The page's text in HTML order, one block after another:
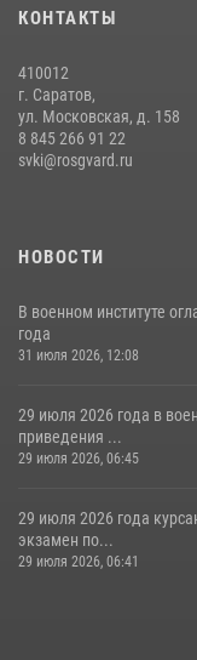
КОНТАКТЫ
410012
г. Саратов,
ул. Московская, д. 158
8 845 266 91 22
svki@rosgvard.ru
НОВОСТИ
В военном институте
года
31 июля 2026, 12:08
29 июля 2026 года в
приведения ...
29 июля 2026, 06:45
29 июля 2026 года
экзамен по...
29 июля 2026, 06:41